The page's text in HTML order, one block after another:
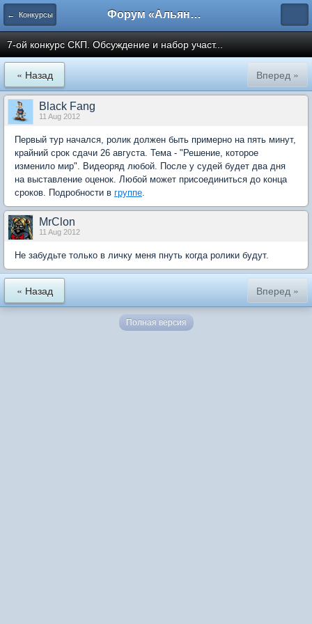
← Конкурсы Форум «Альянса вольных переводчиков»
7-ой конкурс СКП. Обсуждение и набор участ...
« Назад Вперед »
Black Fang
11 Aug 2012
Первый тур начался, ролик должен быть примерно на пять минут,
крайний срок сдачи 26 августа. Тема - "Решение, которое
изменило мир". Видеоряд любой. После у судей будет два дня
на выставление оценок. Любой может присоединиться до конца
сроков. Подробности в группе.
MrClon
11 Aug 2012
Не забудьте только в личку меня пнуть когда ролики будут.
« Назад Вперед »
Полная версия